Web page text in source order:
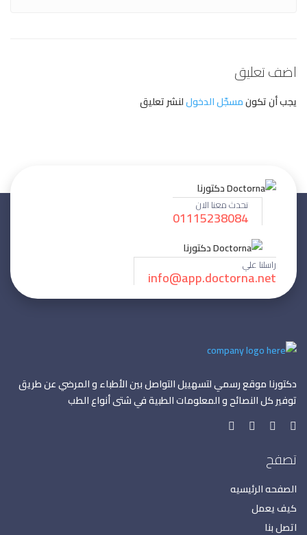
اضف تعليق
يجب أن تكونمسجّل الدخوللنشر تعليق
تحدث معنا الان
01115238084
راسلنا علي
info@app.doctorna.net
دكتورنا موقع رسمي لتسهييل التواصل بين الأطباء و المرضي عن طريق
توفير كل النصائح و المعلومات الطبية في شتى أنواع الطب
تصفح
الصفحه الرئيسيه
كيف يعمل
اتصل بنا